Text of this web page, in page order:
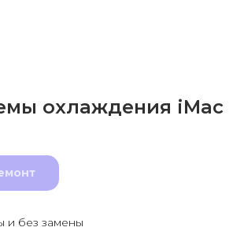
охлаждения iMac
и без замены